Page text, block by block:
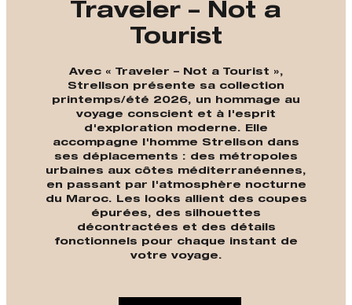
Traveler – Not a
Tourist
Avec « Traveler – Not a Tourist »,
Strellson présente sa collection
printemps/été 2026, un hommage au
voyage conscient et à l'esprit
d'exploration moderne. Elle
accompagne l'homme Strellson dans
ses déplacements : des métropoles
urbaines aux côtes méditerranéennes,
en passant par l'atmosphère nocturne
du Maroc. Les looks allient des coupes
épurées, des silhouettes
décontractées et des détails
fonctionnels pour chaque instant de
votre voyage.